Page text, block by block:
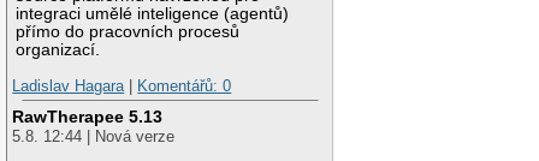
integraci umělé inteligence (agentů)
přímo do pracovních procesů
organizací.
Ladislav Hagara
Komentářů: 0
RawTherapee 5.13
5.8. 12:44 | Nová verze